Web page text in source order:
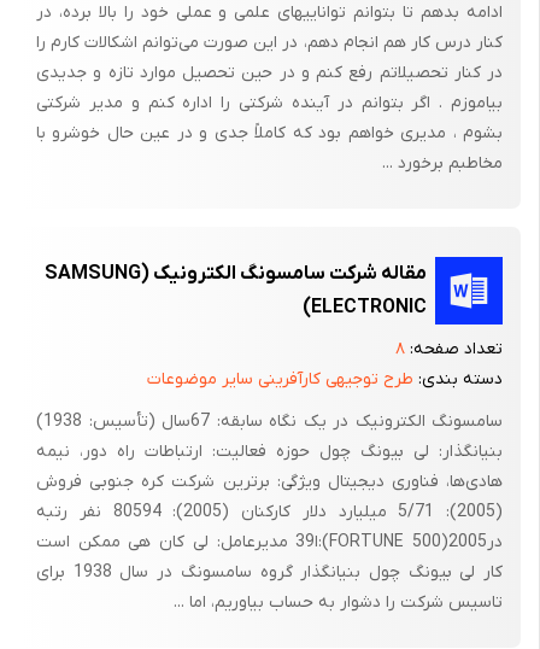
2 میلیون دلار به هر یک از موسسات آموزشی «Tuskegee» و
داشت و با تمام قوا جهت پیشرفت و توسعه این شهر گام برمی‌داشت.
سرانجام در 14 مارس 1932 این مخترع بزرگ و ثروتمند خیر دار فانی را
وداع گفت. هنگامی که جسد او را به خاک می‌سپردند، آخرین جمله
وصیتنامه او توجه همگان را به خود جلب کرد: «من کارم را انجام دادم.
پس ماندن دیگر لزومی ندارد.»
اگر چه «Eastman» به این نتیجه رسیده که کارش را به اتمام رسانده
است اما کمپانی صاحب‌نامش راه درازی را مقابل خود می‌دید. امروز
کمپانی «Kodak» به عنوان یکی از بزرگترین تولیدکنندگان فیلم‌های
دوربین عکاسی در جایگاهی قرار گرفته که بدون شک روح بنیانگذار
خود را راضی و خشنود در بالای سر خود مشاهده می‌نماید.
ادامه بدهم تا بتوانم تواناییهای علمی و عملی خود را بالا برده، در
کنار درس کار هم انجام دهم، در این صورت می‌توانم اشکالات کارم را
در کنار تحصیلاتم رفع کنم و در حین تحصیل موارد تازه و جدیدی
بیاموزم . اگر بتوانم در آینده شرکتی را اداره کنم و مدیر شرکتی
بشوم ، مدیری خواهم بود که کاملاً جدی و در عین حال خوشرو با
مخاطبم برخورد ...
مقاله شرکت سامسونگ الکترونیک (SAMSUNG
ELECTRONIC)
تعداد صفحه: ۸
دسته بندی: طرح توجیهی کارآفرینی سایر موضوعات
سامسونگ الکترونیک در یک نگاه سابقه: 67سال (تأسیس: 1938)
بنیانگذار: لی بیونگ چول حوزه فعالیت: ارتباطات راه دور، نیمه
هادی‌ها، فناوری دیجیتال ویژگی: برترین شرکت کره جنوبی فروش
(2005): 5/71 میلیارد دلار کارکنان (2005): 80594 نفر رتبه
درFORTUNE 500)2005):ا39 مدیرعامل: لی کان هی ممکن است
کار لی بیونگ چول بنیانگذار گروه سامسونگ در سال 1938 برای
تاسیس شرکت را دشوار به حساب بیاوریم، اما ...